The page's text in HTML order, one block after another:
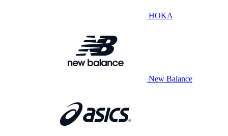
HOKA
New Balance